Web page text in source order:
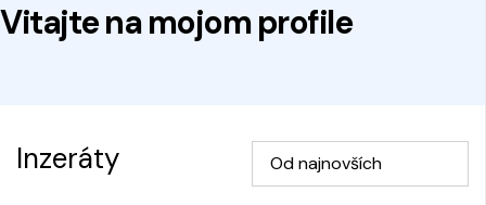
Vitajte na mojom profile
Inzeráty Od najnovších